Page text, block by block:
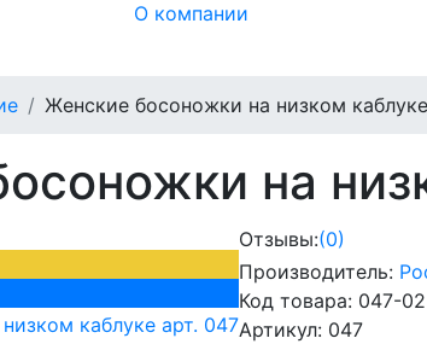
О компании
Женские босоножки на низком
на
Отзывы:(0)
Производитель:
Код товара: 047-02
Артикул: 047